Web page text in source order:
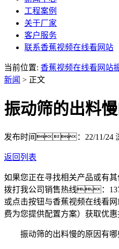
工程案例
关于厂家
客户服务
联系香蕉视频在线看网站
当前位置: 香蕉视频在线看网站
新闻 > 正文
振动筛的出料
发布时间：22/11/24
返回列表
如果您正在寻找相关产品或
拨打我公司销售热线：
或点击按钮与香蕉视频在线
费为您提供配置方案） 获取优
振动筛的出料慢的原因有哪